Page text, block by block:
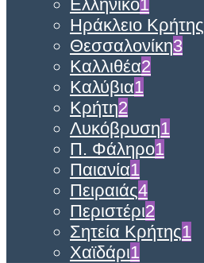
Ελληνικό1
Ηράκλειο Κρήτης
Θεσσαλονίκη3
Καλλιθέα2
Καλύβια1
Κρήτη2
Λυκόβρυση1
Π. Φάληρο1
Παιανία1
Πειραιάς4
Περιστέρι2
Σητεία Κρήτης1
Χαϊδάρι1